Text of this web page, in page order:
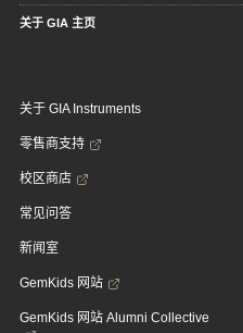
关于 GIA 主页
关于 GIA Instruments
零售商支持
校区商店
常见问答
新闻室
GemKids 网站
GemKids 网站 Alumni Collective